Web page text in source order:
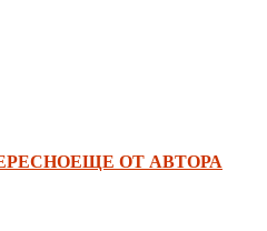
ЕЩЕ ОТ АВТОРА